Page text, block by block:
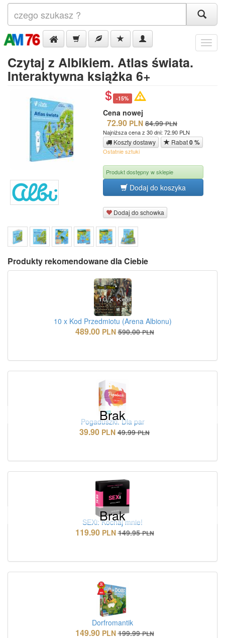
Menu
Czytaj z Albikiem. Atlas świata.
Interaktywna książka 6+
-15%
Cena nowej
72.90 PLN 84.99 PLN
Najniższa cena z 30 dni: 72.90 PLN
Koszty dostawy Rabat0 %
Ostatnie sztuki
Produkt dostępny w sklepie
Dodaj do koszyka
Dodaj do schowka
Produkty rekomendowane dla Ciebie
10 x Kod Przedmiotu (Arena Albionu)
489.00 PLN 590.00 PLN
Brak
Pogaduszki. Dla par
39.90 PLN 49.99 PLN
Brak
SEXi: Kochaj mnie!
119.90 PLN 149.95 PLN
Dorfromantik
149.90 PLN 199.99 PLN